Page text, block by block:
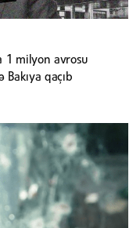
1 milyon avrosu
qaçıb